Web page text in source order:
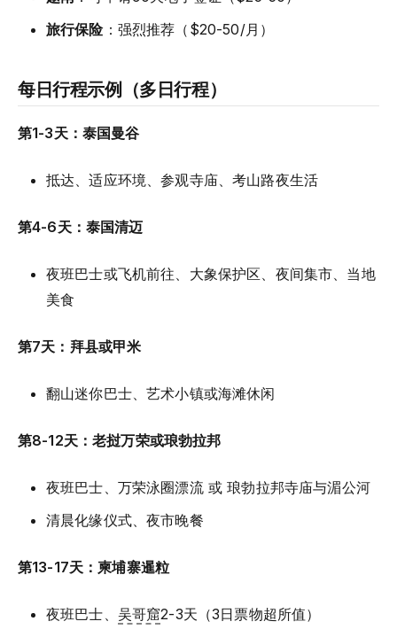
旅行保险：强烈推荐（$20-50/月）
每日行程示例（多日行程）
第1-3天：泰国曼谷
抵达、适应环境、参观寺庙、考山路夜生活
第4-6天：泰国清迈
夜班巴士或飞机前往、大象保护区、夜间集市、当地
美食
第7天：拜县或甲米
翻山迷你巴士、艺术小镇或海滩休闲
第8-12天：老挝万荣或琅勃拉邦
夜班巴士、万荣泳圈漂流 或 琅勃拉邦寺庙与湄公河
清晨化缘仪式、夜市晚餐
第13-17天：柬埔寨暹粒
夜班巴士、 吴哥窟2-3天（3日票物超所值）